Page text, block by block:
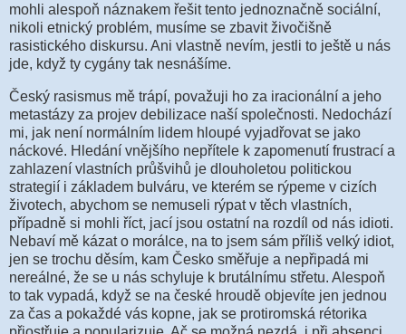
mohli alespoň náznakem řešit tento jednoznačně sociální,
nikoli etnický problém, musíme se zbavit živočišně
rasistického diskursu. Ani vlastně nevím, jestli to ještě u nás
jde, když ty cygány tak nesnášíme.
Český rasismus mě trápí, považuji ho za iracionální a jeho
metastázy za projev debilizace naší společnosti. Nedochází
mi, jak není normálním lidem hloupé vyjadřovat se jako
náckové. Hledání vnějšího nepřítele k zapomenutí frustrací a
zahlazení vlastních průšvihů je dlouholetou politickou
strategií i základem bulváru, ve kterém se rýpeme v cizích
životech, abychom se nemuseli rýpat v těch vlastních,
případně si mohli říct, jací jsou ostatní na rozdíl od nás idioti.
Nebaví mě kázat o morálce, na to jsem sám příliš velký idiot,
jen se trochu děsím, kam Česko směřuje a nepřipadá mi
nereálné, že se u nás schyluje k brutálnímu střetu. Alespoň
to tak vypadá, když se na české hroudě objevíte jen jednou
za čas a pokaždé vás kopne, jak se protiromská rétorika